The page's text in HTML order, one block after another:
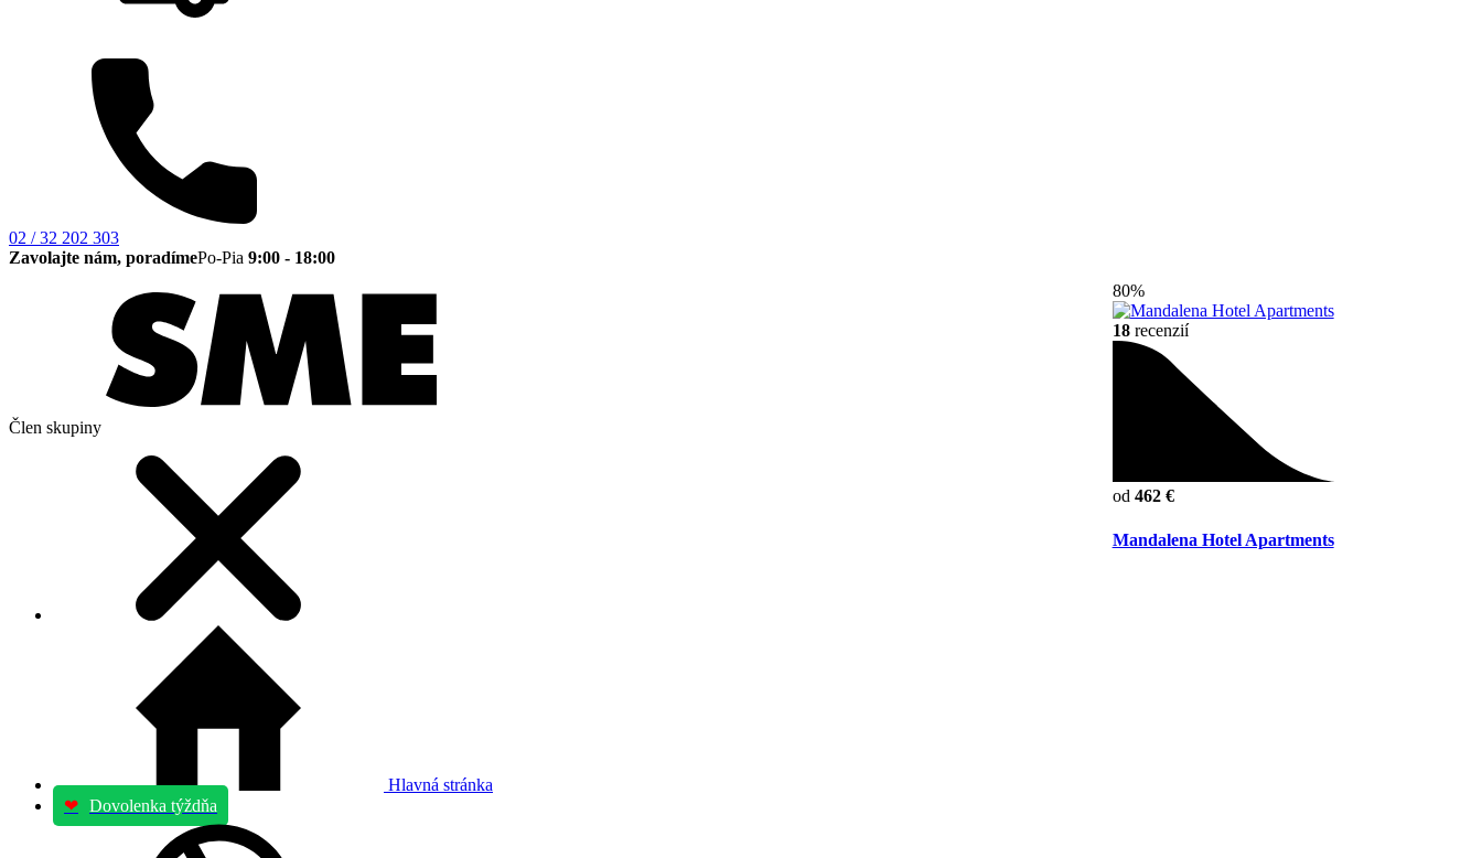
02 / 32 202 303
Zavolajte nám, poradímePo-Pia 9:00 - 18:00
Člen skupiny
Hlavná stránka
❤ Dovolenka týždňa
80%
18recenzií
od 462 €
Mandalena Hotel Apartments